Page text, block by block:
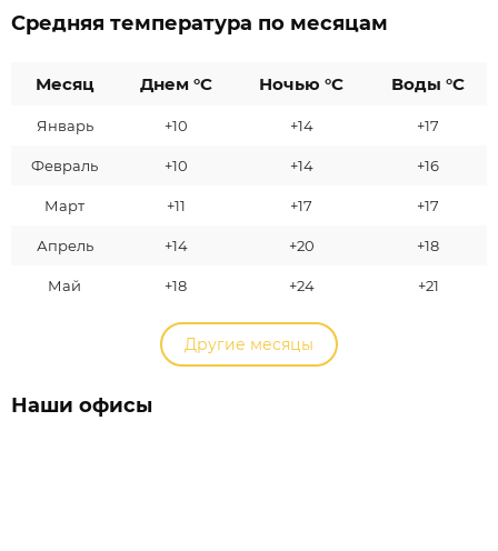
Средняя температура по месяцам
Месяц Днем °C Ночью °C Воды °C
Январь +10 +14 +17
Февраль +10 +14 +16
Март +11 +17 +17
Апрель +14 +20 +18
Май +18 +24 +21
Другие месяцы
Наши офисы